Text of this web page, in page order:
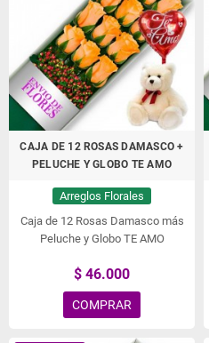
CAJA DE 12 ROSAS DAMASCO +
PELUCHE Y GLOBO TE AMO
Arreglos Florales
Caja de 12 Rosas Damasco más
Peluche y Globo TE AMO
$ 46.000
COMPRAR